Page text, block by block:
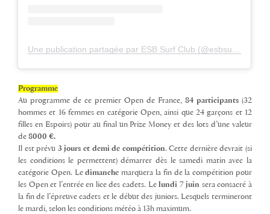
Programme
Au programme de ce premier Open de France, 84 participants (32
hommes et 16 femmes en catégorie Open, ainsi que 24 garçons et 12
filles en Espoirs) pour au final un Prize Money et des lots d’une valeur
de 8000 €.
Il est prévu 3 jours et demi de compétition. Cette dernière devrait (si
les conditions le permettent) démarrer dès le samedi matin avec la
catégorie Open. Ledimanche marquera la fin de la compétition pour
les Open et l’entrée en lice des cadets. Lelundi 7 juin sera consacré à
la fin de l’épreuve cadets et le début des juniors. Lesquels termineront
le mardi, selon les conditions météo à 13h maximum.